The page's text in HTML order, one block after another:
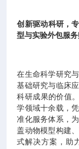
创新驱动科研，
型与实验外包服
在生命科学研究
基础研究与临床
科研成果的价值
学领域十余载，
准化服务体系，
盖动物模型构建
式解决方案，助